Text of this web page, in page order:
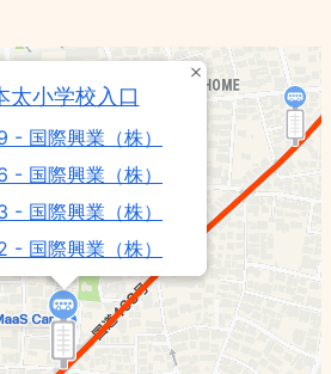
太小学校入口
- 国際興業（株）
- 国際興業（株）
- 国際興業（株）
- 国際興業（株）
- 国際興業（株）
2 - 国際興業（株）
- 国際興業（株）